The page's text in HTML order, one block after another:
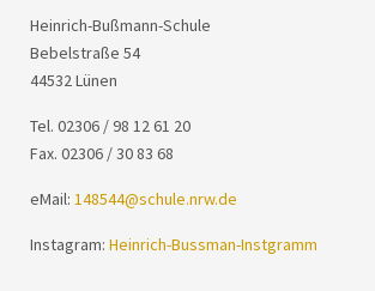
Heinrich-Bußmann-Schule
Bebelstraße 54
44532 Lünen
Tel. 02306 / 98 12 61 20
Fax. 02306 / 30 83 68
eMail: 148544@schule.nrw.de
Instagram: Heinrich-Bussman-Instgramm